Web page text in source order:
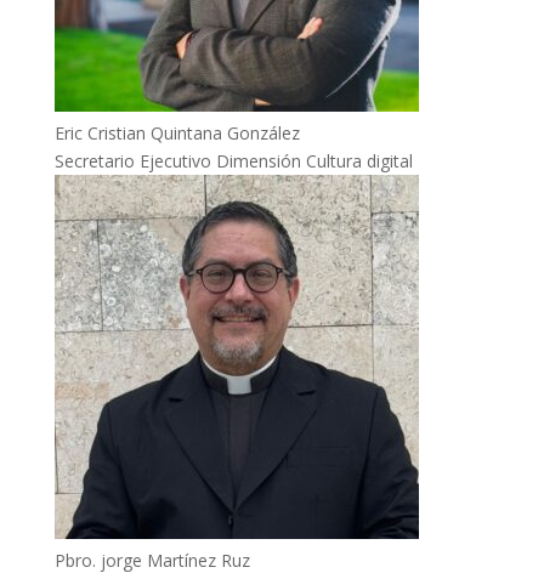
Eric Cristian Quintana González
Secretario Ejecutivo Dimensión Cultura digital
Pbro. jorge Martínez Ruz